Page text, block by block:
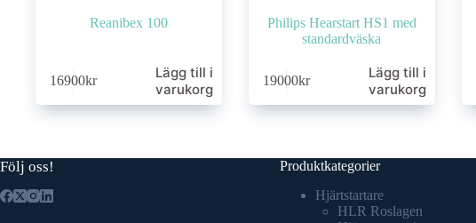
Reanibex 100
16900kr
Lägg till i
varukorg
Philips Hearstart HS1 med
standardväska
19000kr
Lägg till i
varukorg
Följ oss!
Produktkategorier
Hjärtstartare
HLR Roslagen